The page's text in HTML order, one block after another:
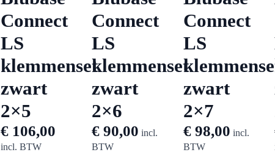
Connect
LS
klemmenset
zwart
2×5
€ 106,00
incl. BTW
Connect
LS
klemmenset
zwart
2×6
€ 90,00 incl.
BTW
Connect
LS
zwart
2×7
€98,00 incl.
BTW